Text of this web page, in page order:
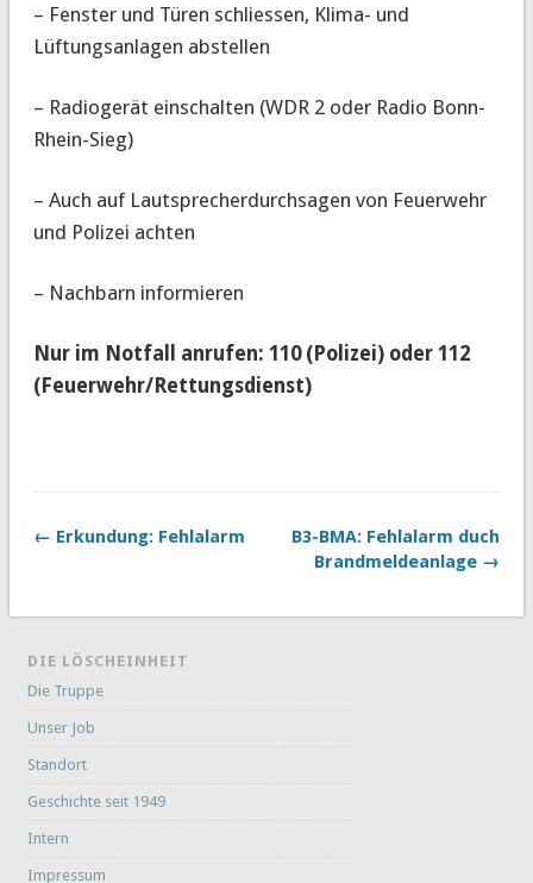
– Fenster und Türen schliessen, Klima- und
Lüftungsanlagen abstellen
– Radiogerät einschalten (WDR 2 oder Radio Bonn-
Rhein-Sieg)
– Auch auf Lautsprecherdurchsagen von Feuerwehr
und Polizei achten
– Nachbarn informieren
Nur im Notfall anrufen: 110 (Polizei) oder 112
(Feuerwehr/Rettungsdienst)
← Erkundung: Fehlalarm
B3-BMA: Fehlalarm duch
Brandmeldeanlage →
DIE LÖSCHEINHEIT
Die Truppe
Unser Job
Standort
Geschichte seit 1949
Intern
Impressum